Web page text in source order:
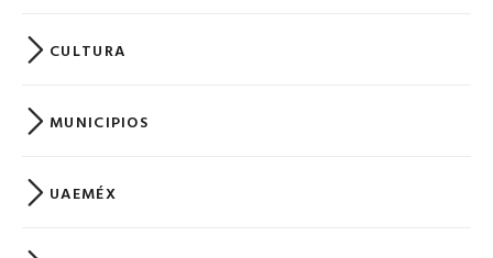
CULTURA
MUNICIPIOS
UAEMÉX